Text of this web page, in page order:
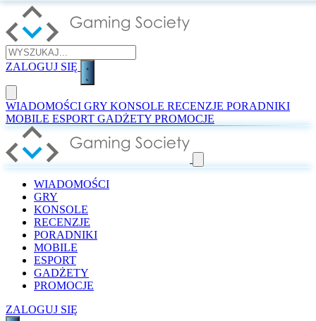
ZALOGUJ SIĘ
WIADOMOŚCI GRY KONSOLE RECENZJE PORADNIKI
MOBILE ESPORT GADŻETY PROMOCJE
WIADOMOŚCI
GRY
KONSOLE
RECENZJE
PORADNIKI
MOBILE
ESPORT
GADŻETY
PROMOCJE
ZALOGUJ SIĘ